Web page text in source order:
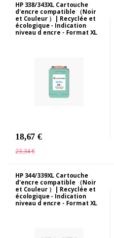
HP 338/343XL Cartouche
d'encre compatible （Noir
et Couleur ）| Recyclée et
écologique - Indication
niveau d encre - Format XL
18,67 €
23,34 €
HP 344/339XL Cartouche
d'encre compatible （Noir
et Couleur ）| Recyclée et
écologique - Indication
niveau d encre - Format XL